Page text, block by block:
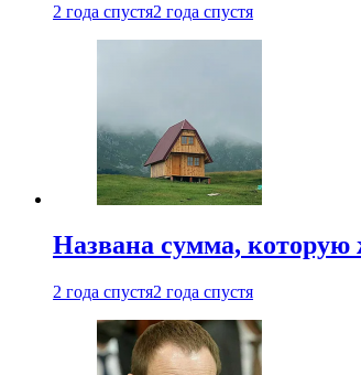
2 года спустя2 года спустя
Названа сумма, которую
2 года спустя2 года спустя